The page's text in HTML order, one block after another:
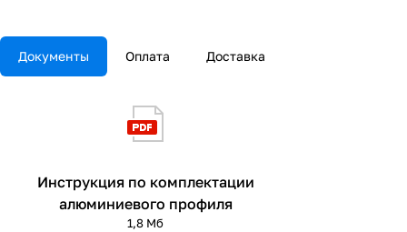
Документы Оплата Доставка
Инструкция по комплектации
алюминиевого профиля
1,8 Мб